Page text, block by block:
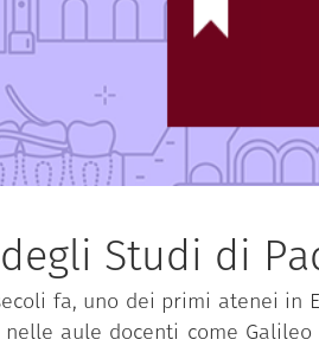
Studi di
fa, uno dei primi atenei in
aule docenti come